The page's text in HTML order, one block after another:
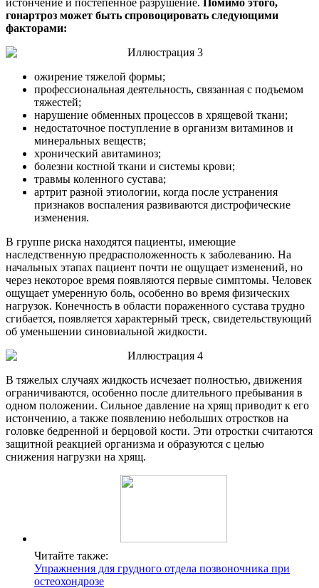
гонартроз может быть спровоцировать следующими
факторами:
ожирение тяжелой формы;
профессиональная деятельность, связанная с подъемом
тяжестей;
нарушение обменных процессов в хрящевой ткани;
недостаточное поступление в организм витаминов и
минеральных веществ;
хронический авитаминоз;
болезни костной ткани и системы крови;
травмы коленного сустава;
артрит разной этиологии, когда после устранения
признаков воспаления развиваются дистрофические
изменения.
В группе риска находятся пациенты, имеющие
наследственную предрасположенность к заболеванию. На
начальных этапах пациент почти не ощущает изменений, но
через некоторое время появляются первые симптомы. Человек
ощущает умеренную боль, особенно во время физических
нагрузок. Конечность в области пораженного сустава трудно
сгибается, появляется характерный треск, свидетельствующий
об уменьшении синовиальной жидкости.
В тяжелых случаях жидкость исчезает полностью, движения
ограничиваются, особенно после длительного пребывания в
одном положении. Сильное давление на хрящ приводит к его
истончению, а также появлению небольших отростков на
головке бедренной и берцовой кости. Эти отростки считаются
защитной реакцией организма и образуются с целью
снижения нагрузки на хрящ.
Читайте также:
Упражнения для грудного отдела позвоночника при
остеохондрозе